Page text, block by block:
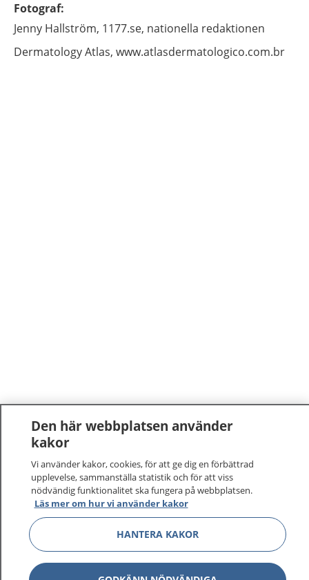
Fotograf:
Jenny Hallström, 1177.se, nationella redaktionen
Dermatology Atlas, www.atlasdermatologico.com.br
1177 –tryggt om din hälsa och vård
På 1177.se får du råd om hälsa och information om
sjukdomar och vilka mottagningar du kan kontakta.
Logga in för att läsa din journal och göra dina
vårdärenden. Ring telefonnummer 1177 för
sjukvårdsrådgivning dygnet runt.
1177 ger dig råd när du vill må bättre.
Den här webbplatsen använder
kakor
Vi använder kakor, cookies, för att ge dig en förbättrad
upplevelse, sammanställa statistik och för att viss
nödvändig funktionalitet ska fungera på webbplatsen.
Läs mer om hur vi använder kakor
HANTERA KAKOR